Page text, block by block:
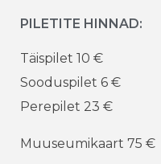
PILETITE HINNAD:
Täispilet 10 €
Sooduspilet 6 €
Perepilet 23 €
Muuseumikaart 75 €